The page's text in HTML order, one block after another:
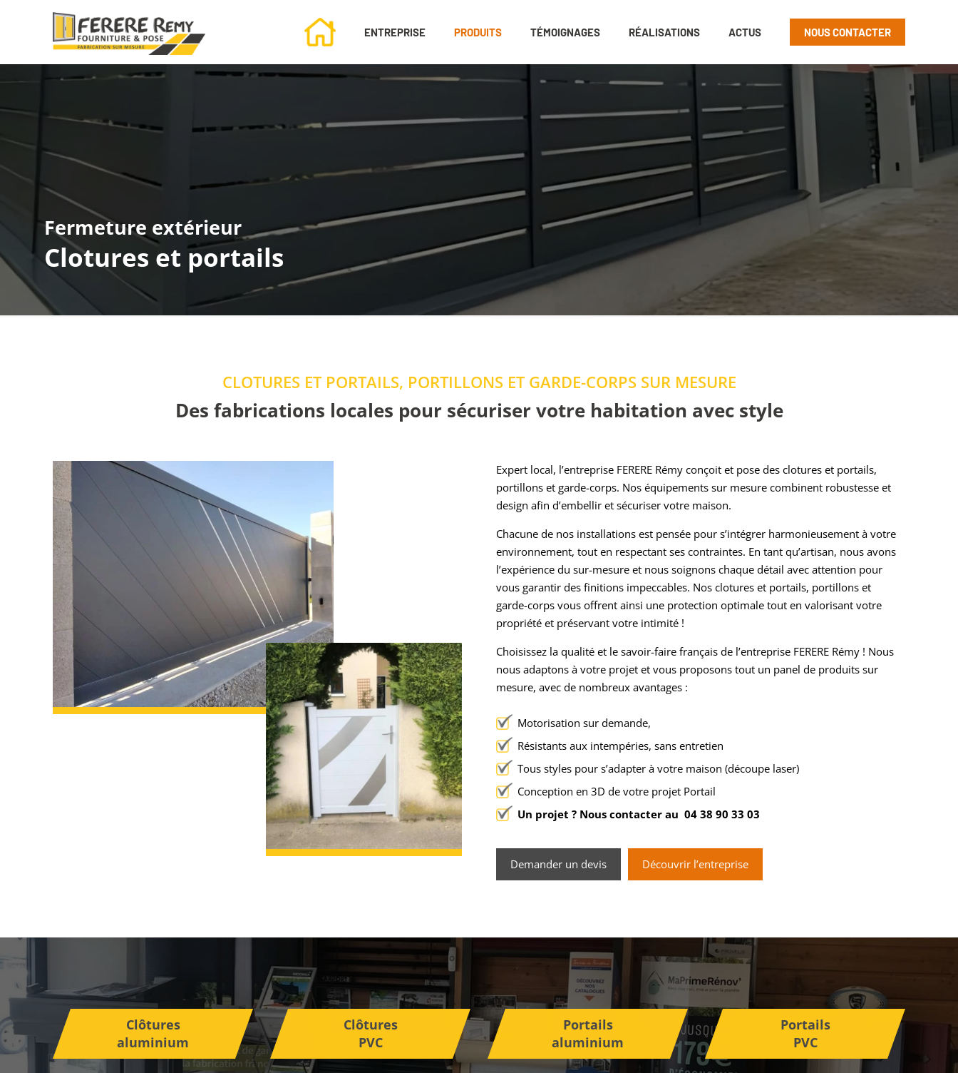
ENTREPRISE PRODUITS TÉMOIGNAGES RÉALISATIONS ACTUS NOUS CONTACTER
Fermeture extérieur
Clotures et portails
CLOTURES ET PORTAILS, PORTILLONS ET GARDE-CORPS SUR MESURE
Des fabrications locales pour sécuriser votre habitation avec style
Expert local, l’entreprise FERERE Rémy conçoit et pose des clotures et portails,
portillons et garde-corps. Nos équipements sur mesure combinent robustesse et
design afin d’embellir et sécuriser votre maison.
Chacune de nos installations est pensée pour s’intégrer harmonieusement à votre
environnement, tout en respectant ses contraintes. En tant qu’artisan, nous avons
l’expérience du sur-mesure et nous soignons chaque détail avec attention pour
vous garantir des finitions impeccables. Nos clotures et portails, portillons et
garde-corps vous offrent ainsi une protection optimale tout en valorisant votre
propriété et préservant votre intimité !
Choisissez la qualité et le savoir-faire français de l’entreprise FERERE Rémy ! Nous
nous adaptons à votre projet et vous proposons tout un panel de produits sur
mesure, avec de nombreux avantages :
Motorisation sur demande,
Résistants aux intempéries, sans entretien
Tous styles pour s’adapter à votre maison (découpe laser)
Conception en 3D de votre projet Portail
Un projet ? Nous contacter au04 38 90 33 03
Demander un devis Découvrir l’entreprise
Clôtures
aluminium
Clôtures
PVC
Portails
aluminium
Portails
PVC